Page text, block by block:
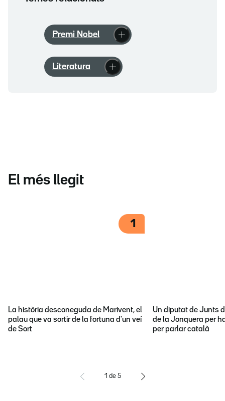
Premi Nobel
Literatura
El més llegit
1
La història desconeguda de Marivent, el
palau que va sortir de la fortuna d'un veí
de Sort
Un diputat de Junts
de la Jonquera per
per parlar català
1 de 5